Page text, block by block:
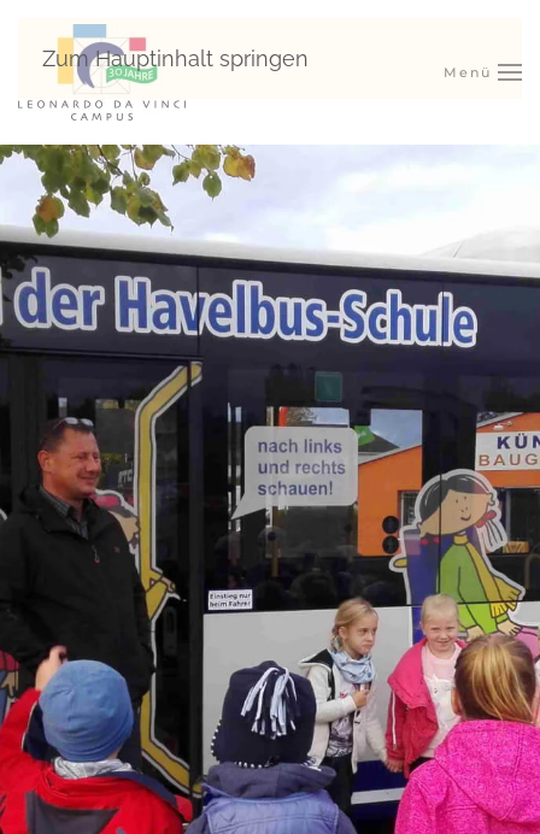
Zum Hauptinhalt springen
Menü